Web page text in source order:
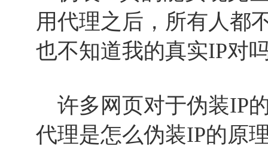
用代理之后，所有人都
也不知道我的真实IP对
许多网页对于伪装IP
代理是怎么伪装IP的原